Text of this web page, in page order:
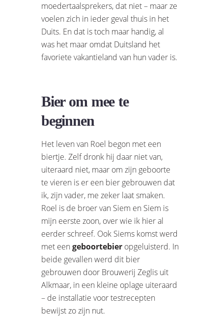
moedertaalsprekers, dat niet – maar ze
voelen zich in ieder geval thuis in het
Duits. En dat is toch maar handig, al
was het maar omdat Duitsland het
favoriete vakantieland van hun vader is.
Bier om mee te
beginnen
Het leven van Roel begon met een
biertje. Zelf dronk hij daar niet van,
uiteraard niet, maar om zijn geboorte
te vieren is er een bier gebrouwen dat
ik, zijn vader, me zeker laat smaken.
Roel is de broer van Siem en Siem is
mijn eerste zoon, over wie ik hier al
eerder schreef. Ook Siems komst werd
met eengeboortebier opgeluisterd. In
beide gevallen werd dit bier
gebrouwen door Brouwerij Zeglis uit
Alkmaar, in een kleine oplage uiteraard
– de installatie voor testrecepten
bewijst zo zijn nut.